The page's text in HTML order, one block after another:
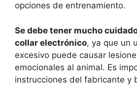
opciones de entrenamiento.
Se debe tener mucho
collar electrónico, ya que un
excesivo puede causar
emocionales al animal. Es
instrucciones del fabricante y